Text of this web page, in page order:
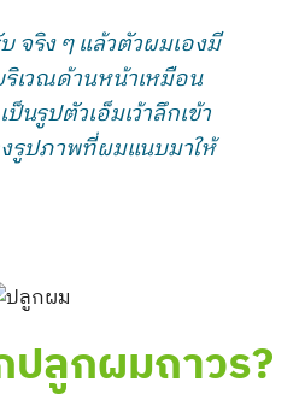
จริง ๆ แล้วตัวผมเองมี
เวณด้านหน้าเหมือน
นรูปตัวเอ็มเว้าลึกเข้า
รูปภาพที่ผมแนบมาให้
ปลูกผมถาวร?